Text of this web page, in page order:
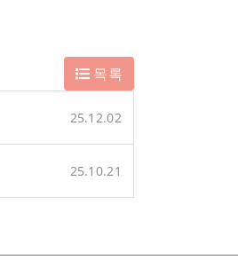
목록
25.12.02
25.10.21